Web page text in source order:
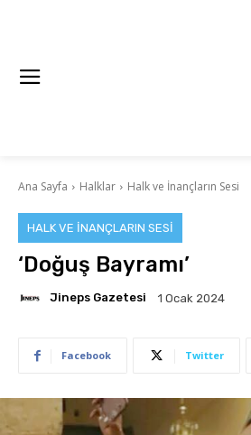
Ana Sayfa Halklar Halk ve İnançların Sesi
HALK VE İNANÇLARIN SESI
‘Doğuş Bayramı’
Jineps Gazetesi 1 Ocak 2024
Facebook Twitter